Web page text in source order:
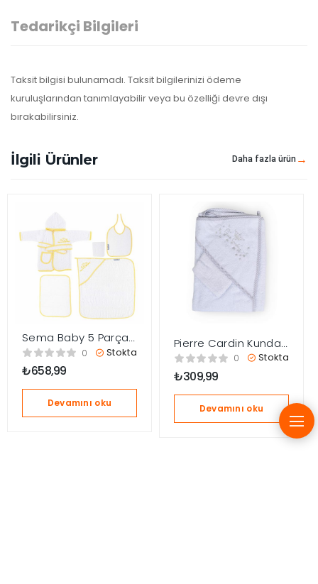
Tedarikçi Bilgileri
Taksit bilgisi bulunamadı. Taksit bilgilerinizi ödeme
kuruluşlarından tanımlayabilir veya bu özelliği devre dışı
bırakabilirsiniz.
İlgili Ürünler Daha fazla ürün
Sema Baby 5 Parça
Bebek Bornoz Seti –
Sarı
0 Stokta
₺658,99
Devamını oku
Pierre Cardin Kundak
Banyo Havlusu – Gri
0 Stokta
₺309,99
Devamını oku